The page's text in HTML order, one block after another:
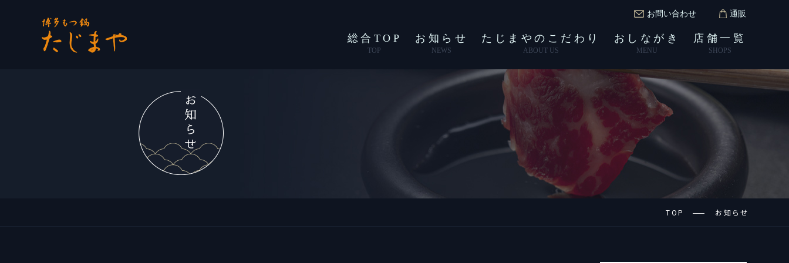
総合TOP
TOP
お知らせ
NEWS
たじまやのこだわり
ABOUT US
おしながき
MENU
店舗一覧
SHOPS
お問い合わせ 通販
TOP お知らせ